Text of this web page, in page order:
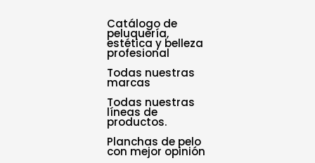
Catálogo de
peluquería,
estética y belleza
profesional
Todas nuestras
marcas
Todas nuestras
líneas de
productos.
Planchas de pelo
con mejor opinión